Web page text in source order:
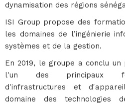
dynamisation des régions
ISI Group propose des
les domaines de l’ingénierie
systèmes et de la gestion.
En 2019, le groupe a conclu
l'un des principaux
d'infrastructures et
domaine des technologies